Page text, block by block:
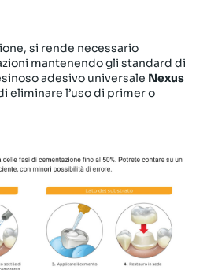
si rende necessario
mantenendo gli standard di
adesivo universale Nexus
eliminare l’uso di primer o